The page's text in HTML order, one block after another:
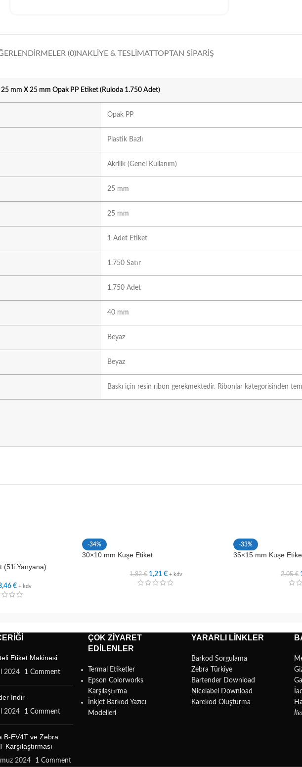
(0)NAKLIYE & TESLIMATTOPTAN SIPARIŞ
25 mm X 25 mm Opak PP Etiket (Ruloda 1.750 Adet)
Opak PP
Plastik Bazlı
Akrilik (Genel Kullanım)
25 mm
25 mm
1 Adet Etiket
1.750 Satır
1.750 Adet
40 mm
Beyaz
Beyaz
Baskı için resin ribon gerekmektedir. Ribonlar kategorisinden
Yanyana)
€ + kdv
-34%
30×10 mm Kuşe Etiket
1,82€ 1,21€ + kdv
-33%
35×15 mm Kuşe
2,05€
Etiket Makinesi
2024 1 Comment
İndir
2024 1 Comment
B-EV4T ve Zebra
Karşılaştırması
2024 1 Comment
ÇOK ZIYARET
EDILENLER
Termal Etiketler
Epson Colorworks
Karşılaştırma
İnkjet Barkod Yazıcı
Modelleri
YARARLI LINKLER
Barkod Sorgulama
Zebra Türkiye
Bartender Download
Nicelabel Download
Karekod Oluşturma